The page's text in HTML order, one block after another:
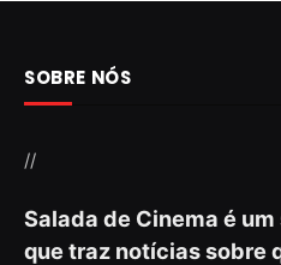
SOBRE NÓS
//
Salada de Cinema é
que traz notícias sobre